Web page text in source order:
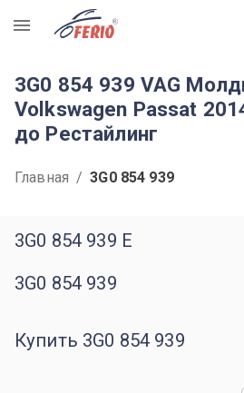
R
3G0 854 939 VAG
Volkswagen Passat
до Рестайлинг
Главная / 3G0 854 939
3G0 854 939 E
3G0 854 939
Купить 3G0 854 939